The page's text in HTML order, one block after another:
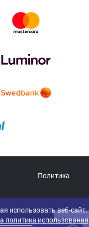
Политика
использовать веб-сайт,
политика использования